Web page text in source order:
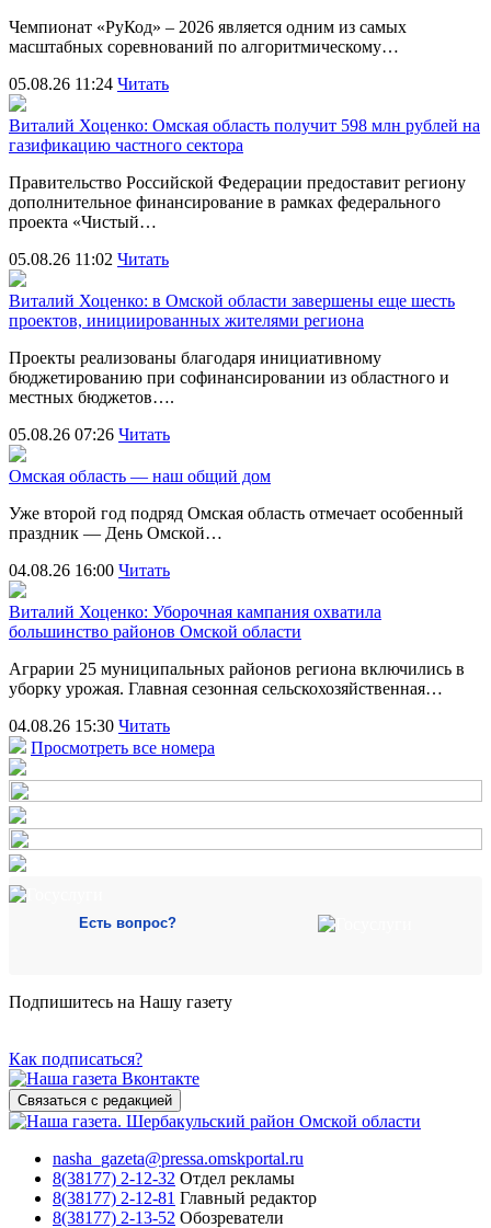
Чемпионат «РуКод» – 2026 является одним из самых
масштабных соревнований по алгоритмическому…
05.08.26 11:24 Читать
Виталий Хоценко: Омская область получит 598 млн рублей на
газификацию частного сектора
Правительство Российской Федерации предоставит региону
дополнительное финансирование в рамках федерального
проекта «Чистый…
05.08.26 11:02 Читать
Виталий Хоценко: в Омской области завершены еще шесть
проектов, инициированных жителями региона
Проекты реализованы благодаря инициативному
бюджетированию при софинансировании из областного и
местных бюджетов….
05.08.26 07:26 Читать
Омская область — наш общий дом
Уже второй год подряд Омская область отмечает особенный
праздник — День Омской…
04.08.26 16:00 Читать
Виталий Хоценко: Уборочная кампания охватила
большинство районов Омской области
Аграрии 25 муниципальных районов региона включились в
уборку урожая. Главная сезонная сельскохозяйственная…
04.08.26 15:30 Читать
Просмотреть все номера
Есть вопрос?
Подпишитесь на Нашу газету
Как подписаться?
Связаться с редакцией
nasha_gazeta@pressa.omskportal.ru
8(38177) 2-12-32 Отдел рекламы
8(38177) 2-12-81 Главный редактор
8(38177) 2-13-52 Обозреватели